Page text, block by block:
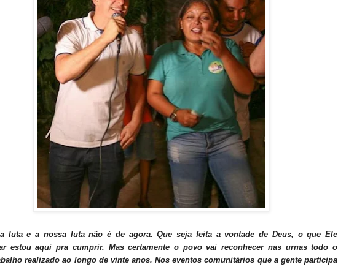
luta e a nossa luta não é de agora. Que seja feita a vontade de Deus, o que Ele
estou aqui pra cumprir. Mas certamente o povo vai reconhecer nas urnas todo o
realizado ao longo de vinte anos. Nos eventos comunitários que a gente participa